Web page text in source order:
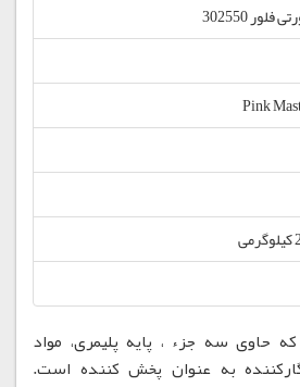
302550
حاوی سه جزء ، پایه پلیمری، مواد
به عنوان پخش کننده است.